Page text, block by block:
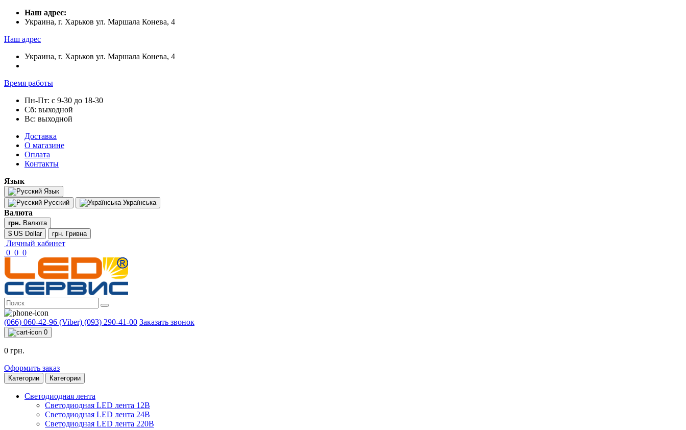
Наш адрес:
Украина, г. Харьков ул. Маршала Конева, 4
Наш адрес
Украина, г. Харьков ул. Маршала Конева, 4
Время работы
Пн-Пт: с 9-30 до 18-30
Сб: выходной
Вс: выходной
Доставка
О магазине
Оплата
Контакты
Язык
Язык
Русский
Українська
Валюта
грн. Валюта
$ US Dollar
грн. Гривна
Личный кабинет
0 0 0
(066) 060-42-96 (Viber) (093) 290-41-00 Заказать звонок
0
0 грн.
Оформить заказ
Категории Категории
Светодиодная лента
Светодиодная LED лента 12В
Светодиодная LED лента 24В
Светодиодная LED лента 220В